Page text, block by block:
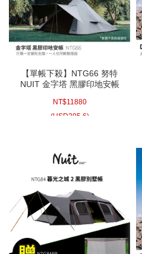
【單帳下殺】NTG66 努特
NUIT 金字塔 黑膠印地安帳
篷 帳棚 帳蓬 努特帳
NT$11880
(USD395.6)